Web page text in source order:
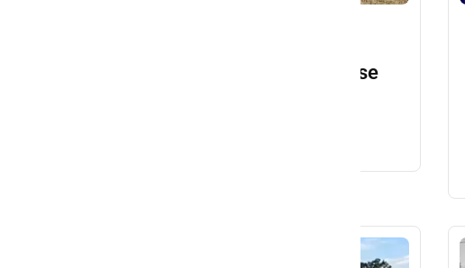
Ob Gajševskem jezeru so se